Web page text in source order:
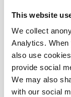
This website
We collect
Analytics.
also use
provide social
We may also
with our social
PDF